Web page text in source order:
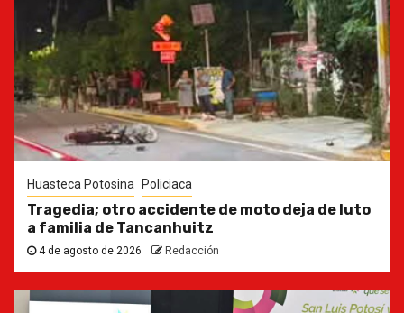
Huasteca Potosina Policiaca
Tragedia; otro accidente de moto deja de luto
a familia de Tancanhuitz
4 de agosto de 2026 Redacción